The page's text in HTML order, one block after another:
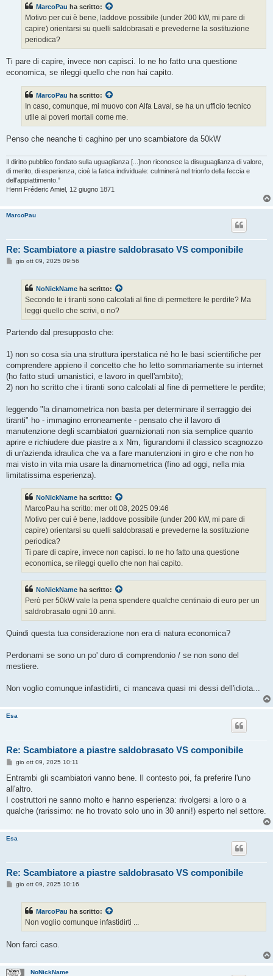
MarcoPau ha scritto:
Motivo per cui è bene, laddove possibile (under 200 kW, mi pare di
capire) orientarsi su quelli saldobrasati e prevederne la sostituzione
periodica?
Ti pare di capire, invece non capisci. Io ne ho fatto una questione
economica, se rileggi quello che non hai capito.
MarcoPau ha scritto:
In caso, comunque, mi muovo con Alfa Laval, se ha un ufficio tecnico
utile ai poveri mortali come me.
Penso che neanche ti caghino per uno scambiatore da 50kW
Il diritto pubblico fondato sulla uguaglianza [...]non riconosce la disuguaglianza di valore,
di merito, di esperienza, cioè la fatica individuale: culminerà nel trionfo della feccia e
dell'appiattimento.”
Henri Fréderic Amiel, 12 giugno 1871
MarcoPau
Re: Scambiatore a piastre saldobrasato VS componibile
Mgio ott 09, 2025 09:56
NoNickName ha scritto:
Secondo te i tiranti sono calcolati al fine di permettere le perdite? Ma
leggi quello che scrivi, o no?
Partendo dal presupposto che:
1) non so cosa sia una struttura iperstatica né ho le basi scientifiche per
comprendere appieno il concetto che ho letto sommariamente su internet
(ho fatto studi umanistici, e lavoro in quell'ambito);
2) non ho scritto che i tiranti sono calcolati al fine di permettere le perdite;
leggendo "la dinamometrica non basta per determinare il serraggio dei
tiranti" ho - immagino erroneamente - pensato che il lavoro di
manutenzione degli scambiatori guarnizionati non sia semplice quanto
aprire e richiudere due piastre a x Nm, figurandomi il classico scagnozzo
di un'azienda idraulica che va a fare manutenzioni in giro e che non ho
mai visto in vita mia usare la dinamometrica (fino ad oggi, nella mia
limitatissima esperienza).
NoNickName ha scritto:
MarcoPau ha scritto: mer ott 08, 2025 09:46
Motivo per cui è bene, laddove possibile (under 200 kW, mi pare di
capire) orientarsi su quelli saldobrasati e prevederne la sostituzione
periodica?
Ti pare di capire, invece non capisci. Io ne ho fatto una questione
economica, se rileggi quello che non hai capito.
NoNickName ha scritto:
Però per 50kW vale la pena spendere qualche centinaio di euro per un
saldrobrasato ogni 10 anni.
Quindi questa tua considerazione non era di natura economica?
Perdonami se sono un po' duro di comprendonio / se non sono del
mestiere.
Non voglio comunque infastidirti, ci mancava quasi mi dessi dell'idiota...
Esa
Re: Scambiatore a piastre saldobrasato VS componibile
M
s
a
g
i
gio ott 09, 2025 10:11
Entrambi gli scambiatori vanno bene. Il contesto poi, fa preferire l'uno
all'altro.
I costruttori ne sanno molto e hanno esperienza: rivolgersi a loro o a
qualche (rarissimo: ne ho trovato solo uno in 30 anni!) esperto nel settore.
Esa
Re: Scambiatore a piastre saldobrasato VS componibile
M
o
gio ott 09, 2025 10:16
MarcoPau ha scritto:
Non voglio comunque infastidirti ...
Non farci caso.
NoNickName